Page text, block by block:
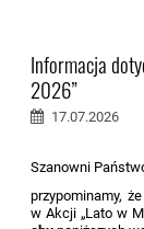
Informacja
2026”
17.07.2026
Szanowni
przypominamy,
w Akcji „Lato w